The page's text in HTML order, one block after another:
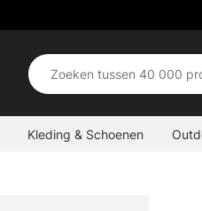
Kleding & Schoenen